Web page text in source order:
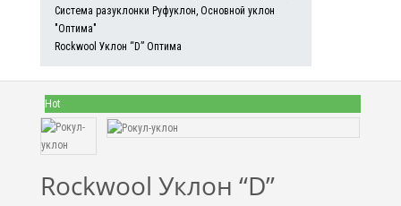
Система разуклонки Руфуклон, Основной уклон
"Оптима"
Rockwool Уклон “D” Оптима
Hot
Rockwool Уклон “D”